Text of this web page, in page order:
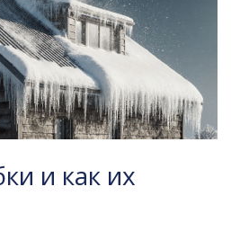
и как их